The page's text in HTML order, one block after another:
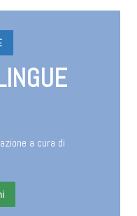
a cura di